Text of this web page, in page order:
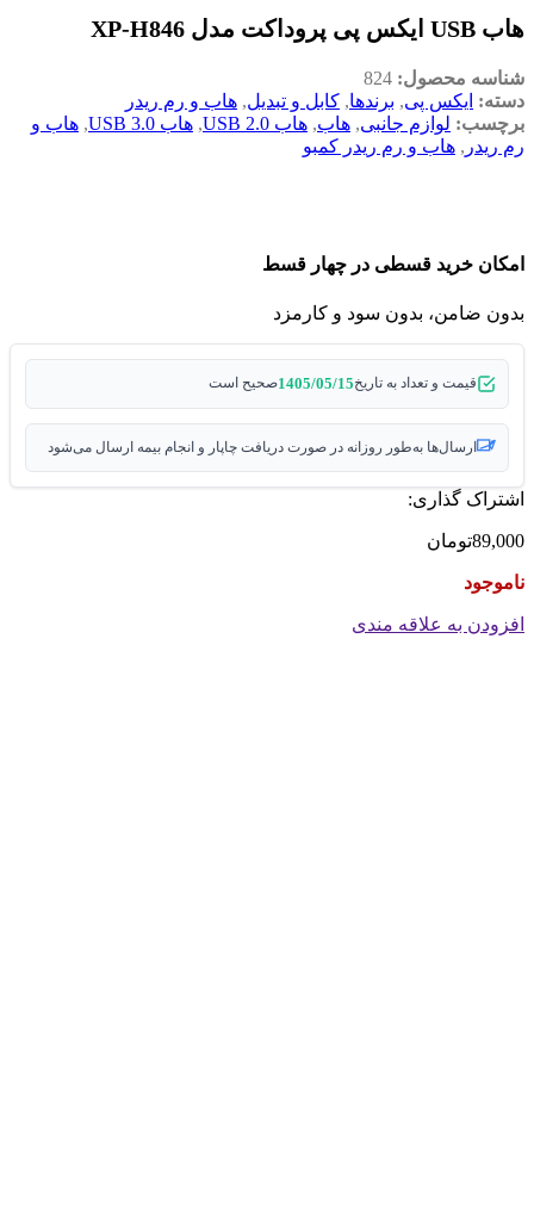
هاب USB ایکس پی پروداکت مدل XP-H846
شناسه محصول: 824
دسته: ایکس پی, برندها, کابل و تبدیل, هاب و رم ریدر
برچسب: لوازم جانبی, هاب, هاب USB 2.0 , هاب USB 3.0 , هاب و
رم ریدر , هاب و رم ریدر کمبو
امکان خرید قسطی در چهار قسط
بدون ضامن، بدون سود و کارمزد
قیمت و تعداد به تاریخ1405/05/15صحیح است
ارسال‌ها به‌طور روزانه در صورت دریافت چاپار و انجام بیمه ارسال می‌شود
اشتراک گذاری:
89,000تومان
ناموجود
افزودن به علاقه مندی